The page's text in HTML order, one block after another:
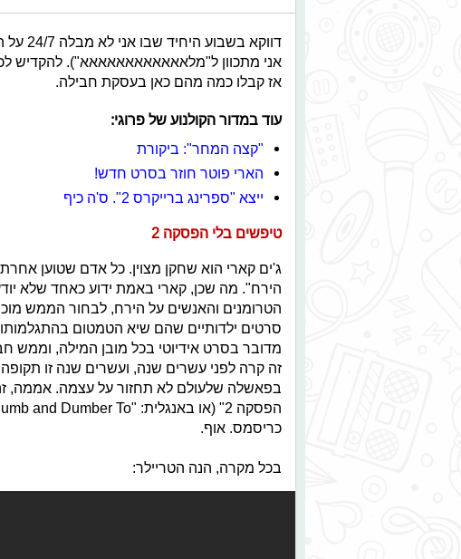
דווקא
אני מתכוון ל"מלאאאאאאאאאאאא"). להקדיש
אז קבלו כמה מהם כאן בעסקת חבילה.
עוד במדור הקולנוע של פרוגי:
"קצה המחר": ביקורת
הארי פוטר חוזר בסרט חדש!
ייצא "ספרינג ברייקרס 2". ס'ה כיף
טיפשים בלי הפסקה 2
ג'ים קארי הוא שחקן מצוין. כל אדם שטוען
הירח". מה שכן, קארי באמת ידוע כאחד שלא
הטרומנים והאנשים על הירח, לבחור הממש
סרטים ילדותיים שהם שיא הטמטום
מדובר בסרט אידיוטי בכל מובן המילה, וממש
זה קרה לפני עשרים שנה, ועשרים שנה זו
בפאשלה שלעולם לא תחזור על עצמה. אממה, זה
כריסמס. אוף.
בכל מקרה, הנה הטריילר: